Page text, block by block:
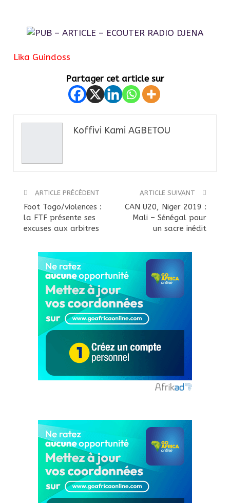
Lika Guindoss
Partager cet article sur
Koffivi Kami AGBETOU
ARTICLE PRÉCÉDENT
Foot Togo/violences :
la FTF présente ses
excuses aux arbitres
ARTICLE SUIVANT
CAN U20, Niger 2019 :
Mali – Sénégal pour
un sacre inédit